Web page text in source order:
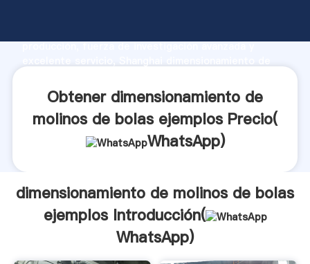
producción, fuerza de investigación avanzada y
aporta valores a todos los clientes.
Obtener dimensionamiento de
molinos de bolas ejemplos Precio(
WhatsApp)
dimensionamiento de molinos de bolas
ejemplos Introducción(
WhatsApp)